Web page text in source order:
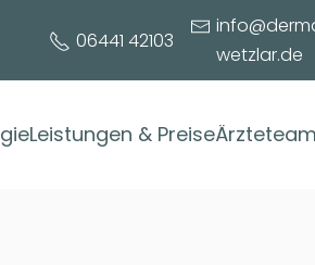
06441 42103
wetzlar.de
Leistungen & PreiseÄrzteteam